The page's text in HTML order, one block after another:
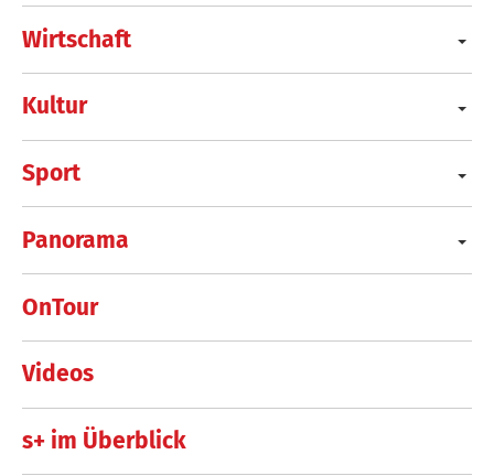
Wirtschaft
Kultur
Sport
Panorama
OnTour
Videos
s+ im Überblick